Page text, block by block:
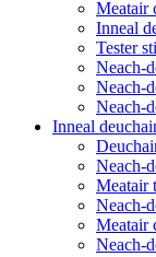
Meatair
Inneal
Tester
Neach-
Neach-
Neach-
Inneal
Neach-
Meatair
Neach-
Meatair
Neach-